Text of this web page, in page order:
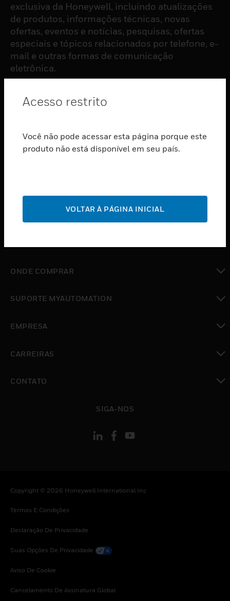
exclusiva da Honeywell, incluindo atualizações
de produtos, informações técnicas, novas
ofertas, eventos e notícias, pesquisas, ofertas
especiais e tópicos relacionados por telefone, e-
mail e outras formas de comunicação
eletrônica.
ASSINAR
PRODUTOS
toggle view
ONDE COMPRAR
SUPORTE MYAUTOMATION
EMPRESA
CARREIRAS
CONTATO
SIGA-NOS
Copyright © 2026 Honeywell International Inc
Termos E Condições
Declaração De Privacidade
Suas Opções De Privacidade
Aviso De Cookie
Cancelamento De Assinatura Global
Acesso restrito
Você não pode acessar esta página porque este
produto não está disponível em seu país.
VOLTAR À PÁGINA INICIAL